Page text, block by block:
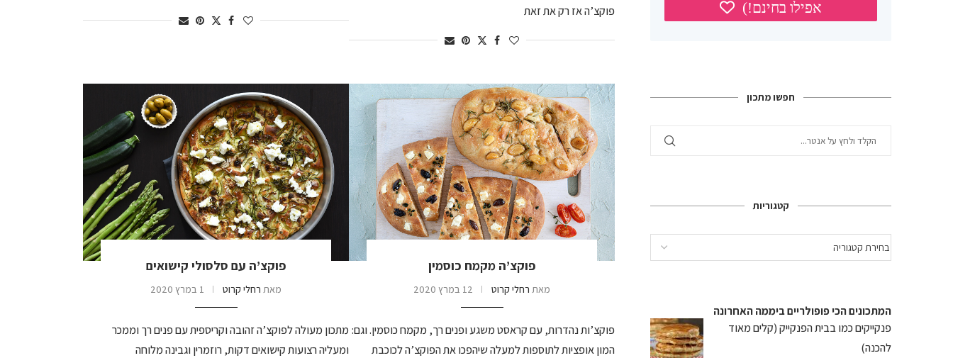
פוקצ’ה אז רק את זאת
פוקצ’ה מקמח כוסמין
מאת רחלי קרוט 12 במרץ 2020
פוקצ’ות נהדרות, עם קראסט משגע ופנים רך, מקמח כוסמין. וגם:
המון אופציות לתוספות למעלה שיהפכו את הפוקצ’ה לכוכבת
פוקצ’ה עם סלסולי קישואים
מאת רחלי קרוט 1 במרץ 2020
מתכון מעולה לפוקצ’ה זהובה וקריספית עם פנים רך וממכר
ומעליה רצועות קישואים דקות, רוזמרין וגבינה מלוחה
חפשו מתכון
קטגוריות
המתכונים הכי פופולריים ביממה האחרונה
פנקייקים כמו בבית הפנקייק (קלים מאוד
להכנה)